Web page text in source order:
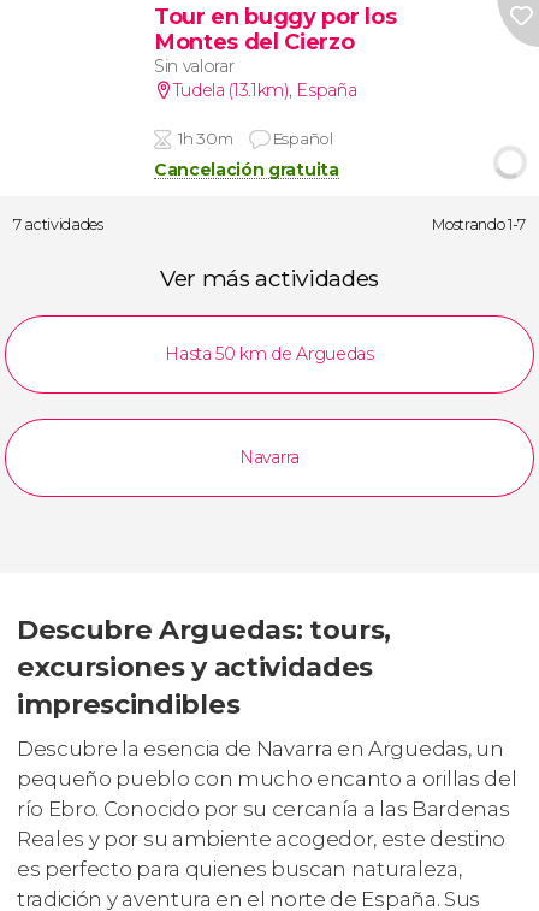
Tour en buggy por los
Montes del Cierzo
Sin valorar
Tudela (13.1km), España
1h 30m Español
Cancelación gratuita
7 actividades Mostrando 1-7
Ver más actividades
Hasta 50 km de Arguedas
Navarra
Descubre Arguedas: tours,
excursiones y actividades
imprescindibles
Descubre la esencia de Navarra en Arguedas, un
pequeño pueblo con mucho encanto a orillas del
río Ebro. Conocido por su cercanía a las Bardenas
Reales y por su ambiente acogedor, este destino
es perfecto para quienes buscan naturaleza,
tradición y aventura en el norte de España. Sus